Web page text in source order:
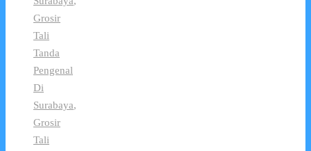
Grosir
Tali
Tanda
Pengenal
Di
Surabaya,
Grosir
Tali